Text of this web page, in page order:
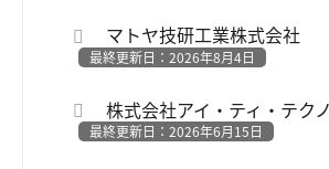
マトヤ技研工業株式会社
最終更新日：2026年8月4日
株式会社アイ・ティ・テク
最終更新日：2026年6月15日